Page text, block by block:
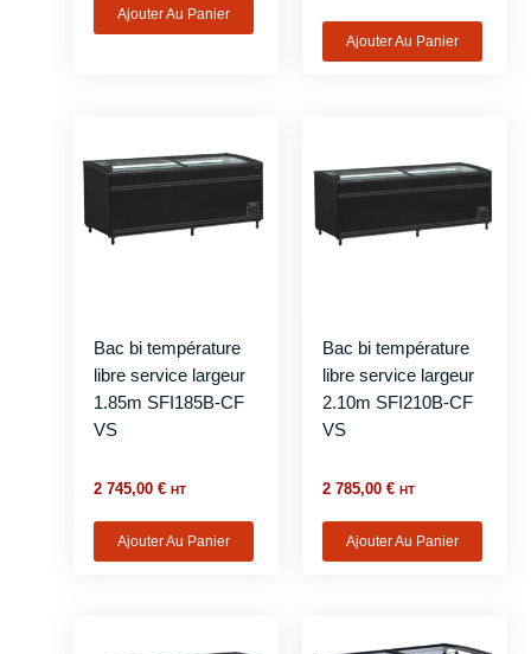
Ajouter Au Panier
Ajouter Au Panier
Bac bi température
libre service largeur
1.85m SFI185B-CF
VS
2 745,00 € HT
Ajouter Au Panier
Bac bi température
libre service largeur
2.10m SFI210B-CF
VS
2 785,00 € HT
Ajouter Au Panier